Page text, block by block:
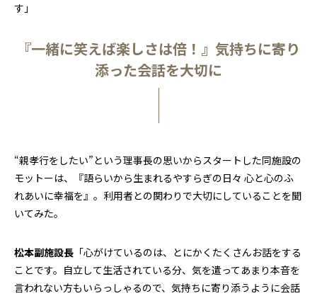
す」
『一緒に笑えば楽しさは倍！』気持ちに寄り
添った会話を大切に
“親孝行をしたい”という理事長の思いからスタートした同施設の
モットーは、『語らいから生まれるやすらぎの日々 心と心のふ
れあいに幸福を』。利用者との関わりで大切にしていることを聞
いてみた。
松本副施設長 「心がけているのは、とにかくたくさんお話をする
ことです。自立して生活されている分、気を遣ってあまり本音を
言われない方もいらっしゃるので、気持ちに寄り添うように会話